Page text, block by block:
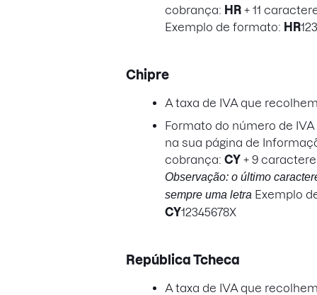
cobrança: HR + 11
Exemplo de formato: HR
Chipre
A taxa de IVA que
Formato do número de
na sua página de
cobrança: CY + 9
Observação: o último
sempre uma letra Exemplo
CY12345678X
República Tcheca
A taxa de IVA que